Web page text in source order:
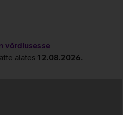
võrdlusesse
alates 12.08.2026